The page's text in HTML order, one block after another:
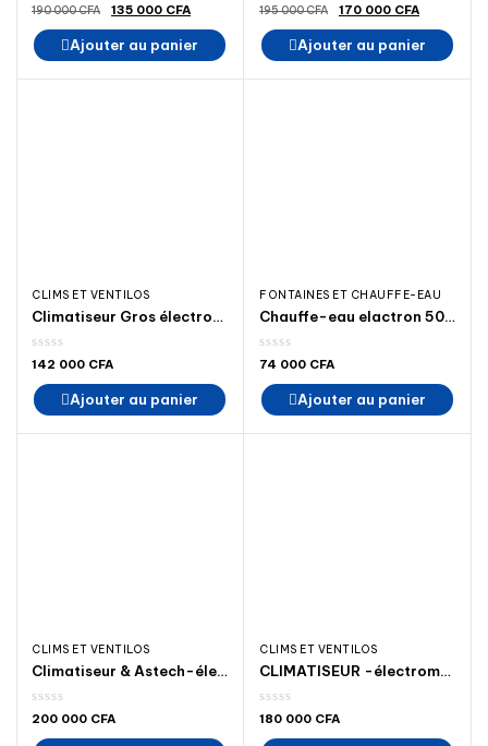
190 000CFA Le
prix
initial
était :
135 000 CFA
actuel
est :
135
Ajouter au panier
195 000CFA Le
prix
initial
était :
170 000 CFA
actuel
est :
170
Ajouter au panier
CLIMS ET VENTILOS
Climatiseur Gros électroménager roch 9000BTU1 CV R410 madina électroménager SPLIT climatiseur a Dakar
142 000 CFA
Ajouter au panier
FONTAINES ET CHAUFFE-EAU
Chauffe-eau elactron 50 litres-madina électrique ‐madina électroménager chute de de à eaux
74 000 CFA
Ajouter au panier
CLIMS ET VENTILOS
Climatiseur & Astech-électroménager-madina-climatiseur
200 000 CFA
CLIMS ET VENTILOS
CLIMATISEUR -électroménager SPLIT CLIMATISEUR SHARP 12000BTU 1.5 CV R410
180 000 CFA